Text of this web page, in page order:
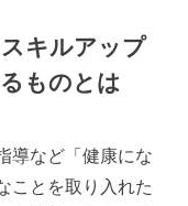
キルアップ
ものとは
導など「健康にな
ことを取り入れた